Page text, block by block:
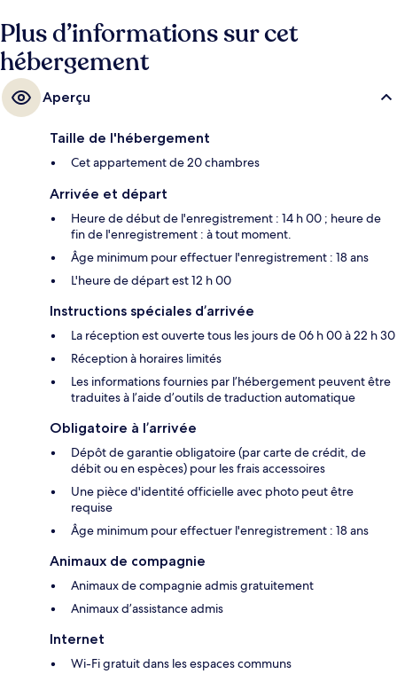
Plus d’informations sur cet
hébergement
Aperçu
Taille de l'hébergement
Cet appartement de 20 chambres
Arrivée et départ
Heure de début de l'enregistrement : 14 h 00 ; heure de
fin de l'enregistrement : à tout moment.
Âge minimum pour effectuer l'enregistrement : 18 ans
L'heure de départ est 12 h 00
Instructions spéciales d’arrivée
La réception est ouverte tous les jours de 06 h 00 à 22 h 30
Réception à horaires limités
Les informations fournies par l’hébergement peuvent être
traduites à l’aide d’outils de traduction automatique
Obligatoire à l’arrivée
Dépôt de garantie obligatoire (par carte de crédit, de
débit ou en espèces) pour les frais accessoires
Une pièce d'identité officielle avec photo peut être
requise
Âge minimum pour effectuer l'enregistrement : 18 ans
Animaux de compagnie
Animaux de compagnie admis gratuitement
Animaux d’assistance admis
Internet
Wi-Fi gratuit dans les espaces communs